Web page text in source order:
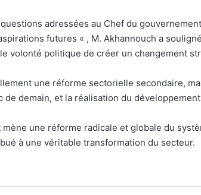
adressées au Chef du
futures « , M. Akhannouch a
volonté politique de créer un changement
une réforme sectorielle secondaire,
de demain, et la réalisation du
une réforme radicale et globale du
à une véritable transformation du secteur.